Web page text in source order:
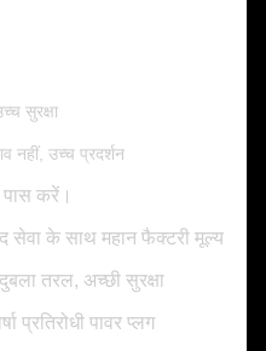
सुरक्षा
नहीं, उच्च प्रदर्शन
करें।
सेवा के साथ महान फैक्टरी मूल्य
तरल, अच्छी सुरक्षा
प्रतिरोधी पावर प्लग